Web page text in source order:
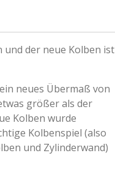
der neue Kolben ist
neues Übermaß von
größer als der
Kolben wurde
Kolbenspiel (also
und Zylinderwand)